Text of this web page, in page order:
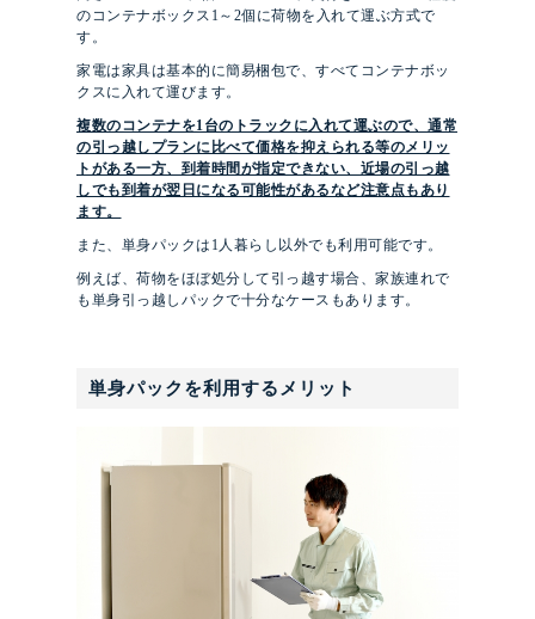
のコンテナボックス1～2個に荷物を入れて運ぶ方式で
す。
家電は家具は基本的に簡易梱包で、すべてコンテナボッ
クスに入れて運びます。
複数のコンテナを1台のトラックに入れて運ぶので、通常
の引っ越しプランに比べて価格を抑えられる等のメリッ
トがある一方、到着時間が指定できない、近場の引っ越
しでも到着が翌日になる可能性があるなど注意点もあり
ます。
また、単身パックは1人暮らし以外でも利用可能です。
例えば、荷物をほぼ処分して引っ越す場合、家族連れで
も単身引っ越しパックで十分なケースもあります。
単身パックを利用するメリット